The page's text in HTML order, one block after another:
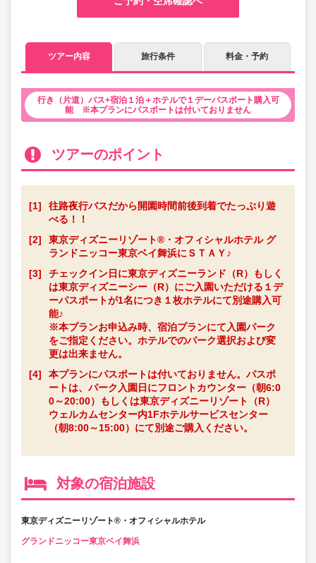
ツアー内容 旅行条件 料金・予約
行き（片道）バス+宿泊１泊＋ホテルで１デーパスポート購入可
能 ※本プランにパスポートは付いておりません
ツアーのポイント
[1]
往路夜行バスだから開園時間前後到着でたっぷり遊
べる！！
[2]
東京ディズニーリゾート®・オフィシャルホテル グ
ランドニッコー東京ベイ舞浜にＳＴＡＹ♪
[3]
チェックイン日に東京ディズニーランド（R）もしく
は東京ディズニーシー（R）にご入園いただける１デ
ーパスポートが1名につき１枚ホテルにて別途購入可
能♪
※本プランお申込み時、宿泊プランにて入園パーク
をご指定ください。ホテルでのパーク選択および変
更は出来ません。
[4]
本プランにパスポートは付いておりません。パスポ
ートは、パーク入園日にフロントカウンター（朝6:0
0～20:00）もしくは東京ディズニーリゾート（R）
ウェルカムセンター内1Fホテルサービスセンター
（朝8:00～15:00）にて別途ご購入ください。
対象の宿泊施設
東京ディズニーリゾート®・オフィシャルホテル
グランドニッコー東京ベイ舞浜